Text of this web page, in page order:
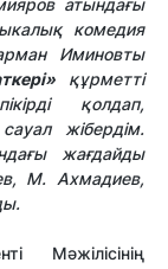
атындағы
комедия
Иминовты
құрметті
қолдап,
жібердім.
жағдайды
М. Ахмадиев,
Мәжілісінің